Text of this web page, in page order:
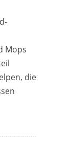
Mops
die